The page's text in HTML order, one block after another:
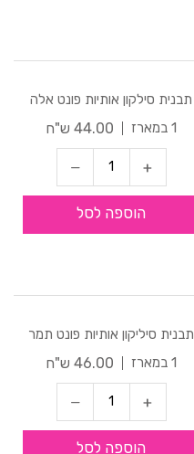
תבנית סילקון אותיות פונט אלה
1 במארז
44.00 ש"ח
הוספה לסל
תבנית סיליקון אותיות פונט תמר
1 במארז
46.00 ש"ח
הוספה לסל